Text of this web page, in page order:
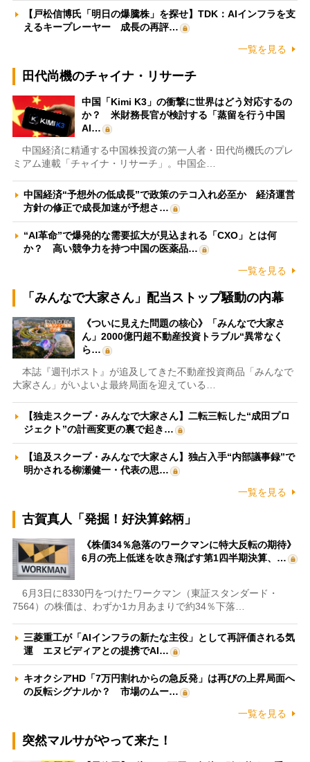
【戸松信博氏「明日の爆騰株」を探せ】TDK：AIインフラを支
えるキープレーヤー 成長の再評…
一覧を見る
田代尚機のチャイナ・リサーチ
中国「Kimi K3」の衝撃に世界はどう対応するの
か？ 米財務長官が検討する「蒸留を行う中国
AI…
中国経済に精通する中国株投資の第一人者・田代尚機氏のプレ
ミアム連載「チャイナ・リサーチ」。中国企…
中国経済“予想外の低成長”で政策のテコ入れ必至か 経済運営
方針の修正で成長加速が予想さ…
“AI革命”で爆発的な需要拡大が見込まれる「CXO」とは何
か？ 高い競争力を持つ中国の医薬品…
一覧を見る
「みんなで大家さん」配当ストップ騒動の内幕
《ついに見えた問題の核心》「みんなで大家さ
ん」2000億円超不動産投資トラブル“異常なく
ら…
本誌『週刊ポスト』が追及してきた不動産投資商品「みんなで
大家さん」がいよいよ最終局面を迎えている…
【独走スクープ・みんなで大家さん】二転三転した“成田プロ
ジェクト”の計画変更の裏で起き…
【追及スクープ・みんなで大家さん】独占入手“内部議事録”で
明かされる柳瀬健一・代表の思…
一覧を見る
古賀真人「発掘！好決算銘柄」
《株価34％急落のワークマンに特大反転の期待》
6月の売上低迷を吹き飛ばす第1四半期決算、…
6月3日に8330円をつけたワークマン（東証スタンダード・
7564）の株価は、わずか1カ月あまりで約34％下落…
三菱重工が「AIインフラの新たな主役」として再評価される気
運 エヌビディアとの提携でAI…
キオクシアHD「7万円割れからの急反発」は再びの上昇局面へ
の反転シグナルか？ 市場のムー…
一覧を見る
突然マルサがやって来た！